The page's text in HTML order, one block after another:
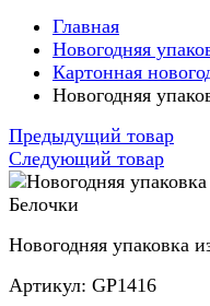
Главная
Новогодняя
Картонная
Новогодняя
Предыдущий товар
Следующий товар
Новогодняя упаковка
Артикул: GP1416